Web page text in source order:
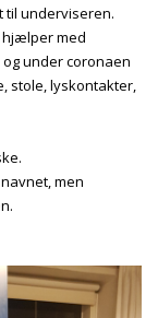
underviseren.
hjælper med
under coronaen
stole, lyskontakter,
men